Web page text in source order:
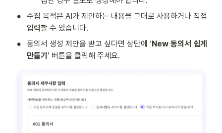
•
수집 목적은 AI가 제안하는 내용을 그대로 사용하거나 직접
입력할 수 있습니다.
• 동의서 생성 제안을 받고 싶다면 상단에 ‘New 동의서 쉽게
만들기 ’ 버튼을 클릭해 주세요.